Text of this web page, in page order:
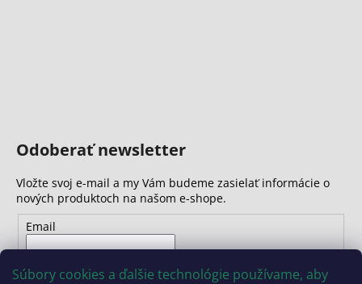
Súbory cookies a ďalšie technológie používame, aby
Odoberať newsletter
Vložte svoj e-mail a my Vám budeme zasielať informácie o
nových produktoch na našom e-shope.
Email
osobných údajov